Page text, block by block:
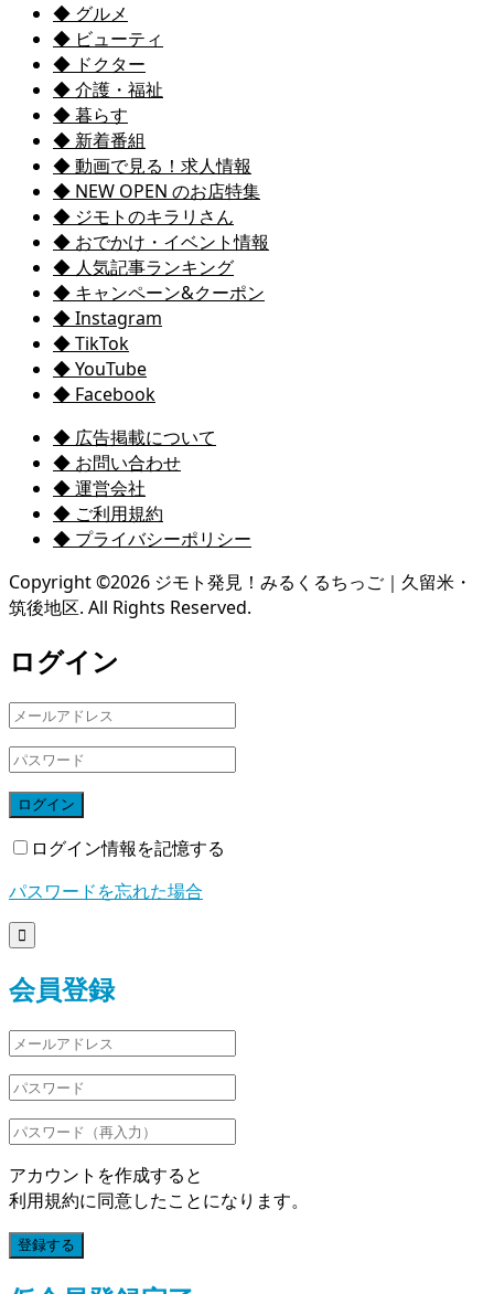
◆ グルメ
◆ ビューティ
◆ ドクター
◆ 介護・福祉
◆ 暮らす
◆ 新着番組
◆ 動画で見る！求人情報
◆ NEW OPEN のお店特集
◆ ジモトのキラリさん
◆ おでかけ・イベント情報
◆ 人気記事ランキング
◆ キャンペーン&クーポン
◆ Instagram
◆ TikTok
◆ YouTube
◆ Facebook
◆ 広告掲載について
◆ お問い合わせ
◆ 運営会社
◆ ご利用規約
◆ プライバシーポリシー
Copyright ©2026 ジモト発見！みるくるちっご｜久留米・
筑後地区. All Rights Reserved.
ログイン
ログイン
ログイン情報を記憶する
パスワードを忘れた場合

会員登録
アカウントを作成すると
利用規約に同意したことになります。
登録する